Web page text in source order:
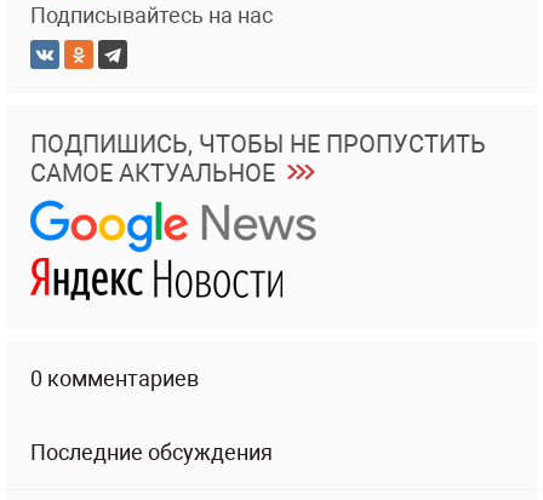
Подписывайтесь на нас
ПОДПИШИСЬ, ЧТОБЫ НЕ ПРОПУСТИТЬ
САМОЕ АКТУАЛЬНОЕ
0 комментариев
Последние обсуждения